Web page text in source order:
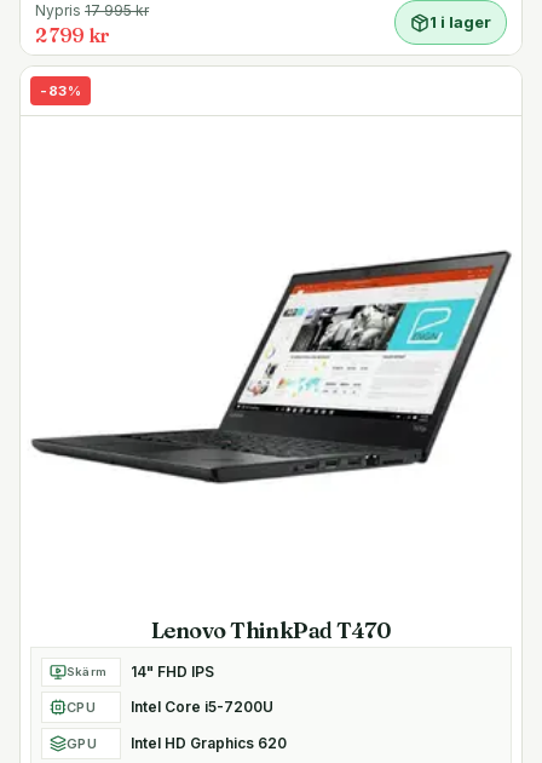
Nypris 17 995kr
2 799 kr
1 i lager
- 83%
Lenovo ThinkPad T470
Skärm 14" FHD IPS
CPU Intel Core i5-7200U
GPU Intel HD Graphics 620